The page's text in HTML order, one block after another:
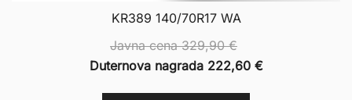
KR389 140/70R17 WA
Javna cena329,90€
Duternova nagrada 222,60 €